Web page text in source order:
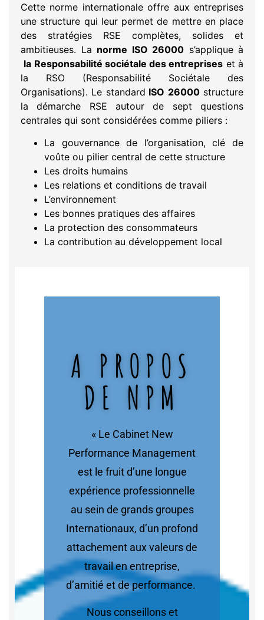
Cette norme internationale offre aux entreprises
une structure qui leur permet de mettre en place
des stratégies RSE complètes, solides et
ambitieuses. La norme ISO 26000 s’applique à
la Responsabilité sociétale des entreprises et à
la RSO (Responsabilité Sociétale des
Organisations). Le standard ISO 26000structure
la démarche RSE autour de sept questions
centrales qui sont considérées comme piliers :
La gouvernance de l’organisation, clé de
voûte ou pilier central de cette structure
Les droits humains
Les relations et conditions de travail
L’environnement
Les bonnes pratiques des affaires
La protection des consommateurs
La contribution au développement local
A PROPOS
DE NPM
« Le Cabinet New
Performance Management
est le fruit d’une longue
expérience professionnelle
au sein de grands groupes
Internationaux, d’un profond
attachement aux valeurs de
travail en entreprise,
d’amitié et de performance.
Nous conseillons et